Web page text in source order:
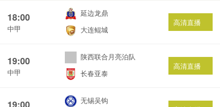
18:00
中甲
延边龙鼎
大连鲲城
高清直播
19:00
中甲
陕西联合月亮泊队
长春亚泰
高清直播
19:00
无锡吴钩